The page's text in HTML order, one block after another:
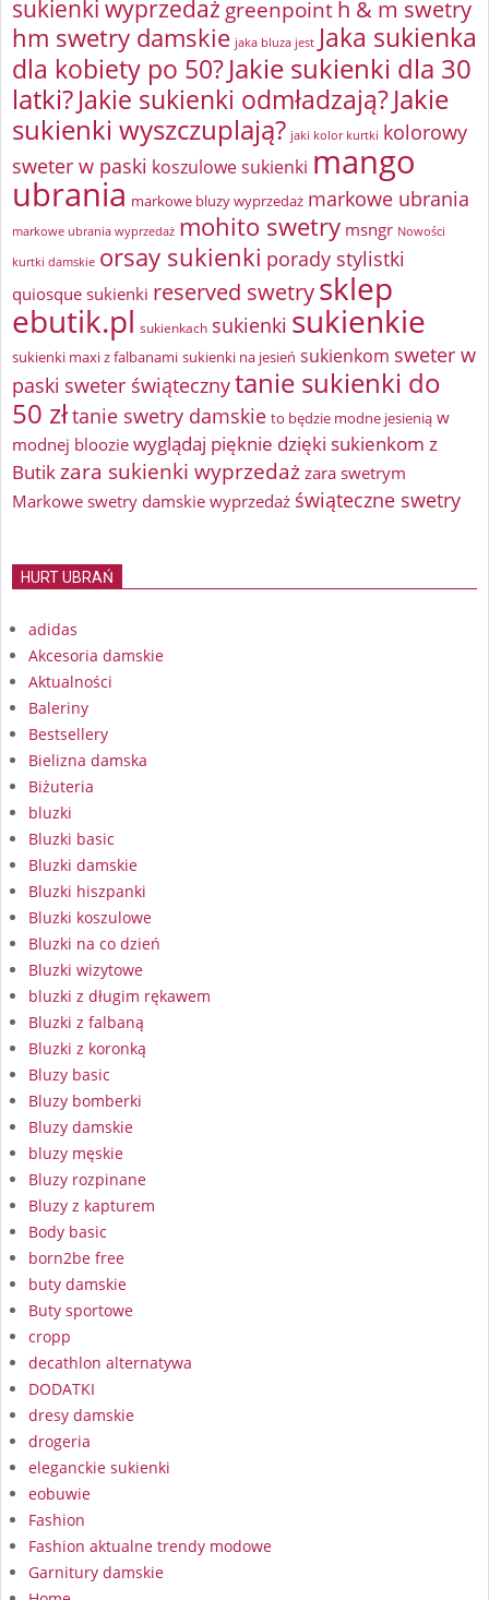
sukienki wyprzedaż greenpointh & m swetry
hm swetry damskie jaka bluza jest Jaka sukienka
dla kobiety po 50?Jakie sukienki dla 30
latki?Jakie sukienki odmładzają?Jakie
sukienki wyszczuplają? jaki kolor kurtki kolorowy
sweter w paski koszulowe sukienki mango
ubrania markowe bluzy wyprzedaż markowe ubrania
markowe ubrania wyprzedaż mohito swetry msngr Nowości
kurtki damskie orsay sukienki porady stylistki
quiosque sukienki reserved swetrysklep
ebutik.pl sukienkach sukienki sukienkie
sukienki maxi z falbanami sukienki na jesień sukienkom sweter w
paski sweter świątecznytanie sukienki do
50 złtanie swetry damskie to będzie modne jesienią w
modnej bloozie wyglądaj pięknie dzięki sukienkom z
Butikzara sukienki wyprzedażzara swetrym
Markowe swetry damskie wyprzedaż świąteczne swetry
HURT UBRAŃ
adidas
Akcesoria damskie
Aktualności
Baleriny
Bestsellery
Bielizna damska
Biżuteria
bluzki
Bluzki basic
Bluzki damskie
Bluzki hiszpanki
Bluzki koszulowe
Bluzki na co dzień
Bluzki wizytowe
bluzki z długim rękawem
Bluzki z falbaną
Bluzki z koronką
Bluzy basic
Bluzy bomberki
Bluzy damskie
bluzy męskie
Bluzy rozpinane
Bluzy z kapturem
Body basic
born2be free
buty damskie
Buty sportowe
cropp
decathlon alternatywa
DODATKI
dresy damskie
drogeria
eleganckie sukienki
eobuwie
Fashion
Fashion aktualne trendy modowe
Garnitury damskie